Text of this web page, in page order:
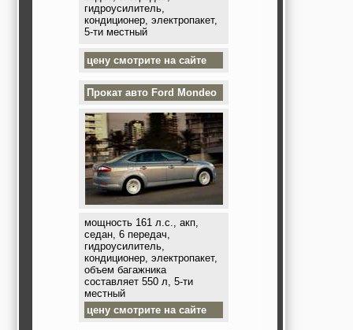
гидроусилитель,
кондиционер, электропакет,
5-ти местный
цену смотрите на сайте
Прокат авто Ford Mondeo
мощность 161 л.с., акп,
седан, 6 передач,
гидроусилитель,
кондиционер, электропакет,
объем багажника
составляет 550 л, 5-ти
местный
цену смотрите на сайте